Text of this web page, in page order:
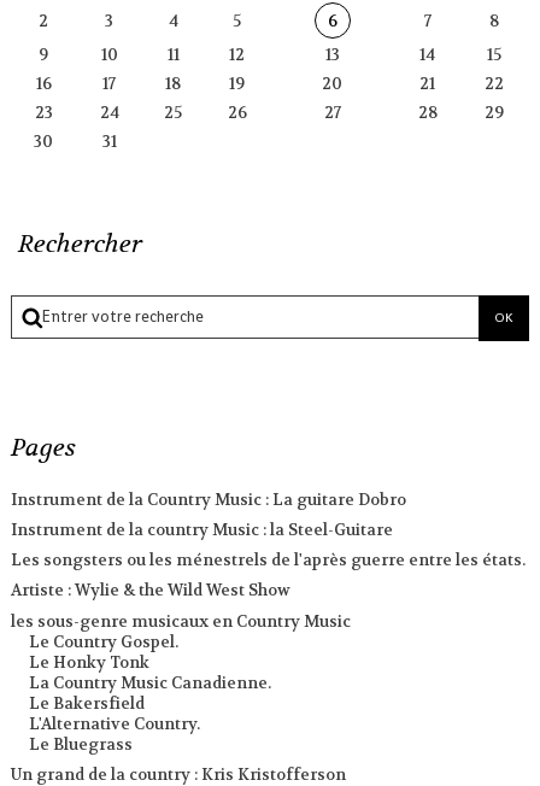
2
3 4 5 6 7
8
9
10 11 12 13 14
15
16
17 18 19 20 21
22
23
24 25 26 27 28
29
30
31
Rechercher
Pages
Instrument de la Country Music : La guitare Dobro
Instrument de la country Music : la Steel-Guitare
Les songsters ou les ménestrels de l'après guerre entre les états.
Artiste : Wylie & the Wild West Show
les sous-genre musicaux en Country Music
Le Country Gospel.
Le Honky Tonk
La Country Music Canadienne.
Le Bakersfield
L'Alternative Country.
Le Bluegrass
Un grand de la country : Kris Kristofferson